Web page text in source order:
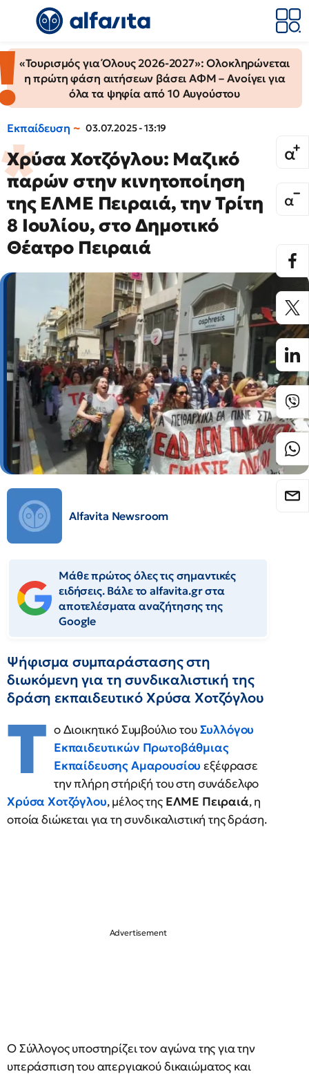
«Τουρισμός για Όλους 2026-2027»: Ολοκληρώνεται
η πρώτη φάση αιτήσεων βάσει ΑΦΜ – Ανοίγει για
όλα τα ψηφία από 10 Αυγούστου
Εκπαίδευση 03.07.2025 - 13:19
Χρύσα Χοτζόγλου: Μαζικό
παρών στην κινητοποίηση
της ΕΛΜΕ Πειραιά, την Τρίτη
8 Ιουλίου, στο Δημοτικό
Θέατρο Πειραιά
Alfavita Newsroom
Μάθε πρώτος όλες τις σημαντικές
ειδήσεις. Βάλε το alfavita.gr στα
αποτελέσματα αναζήτησης της
Google
Ψήφισμα συμπαράστασης στη
διωκόμενη για τη συνδικαλιστική της
δράση εκπαιδευτικό Χρύσα Χοτζόγλου
Τ ο Διοικητικό Συμβούλιο τουΣυλλόγου
Εκπαιδευτικών Πρωτοβάθμιας
Εκπαίδευσης Αμαρουσίου εξέφρασε
την πλήρη στήριξή του στη συνάδελφο
Χρύσα Χοτζόγλου, μέλος της ΕΛΜΕ Πειραιά, η
οποία διώκεται για τη συνδικαλιστική της δράση.
Ο Σύλλογος υποστηρίζει τον αγώνα της για την
υπεράσπιση του απεργιακού δικαιώματος και